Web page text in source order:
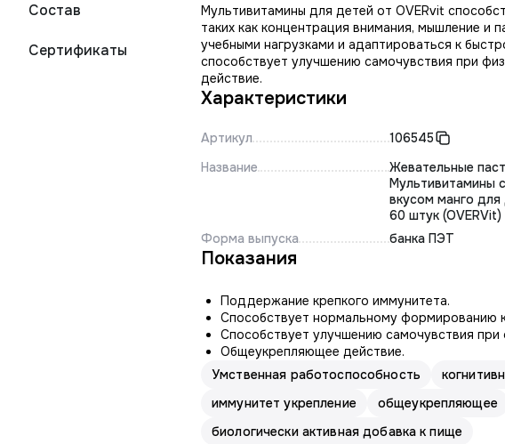
Состав
Сертификаты
Мультивитамины для детей от OVERvit
таких как концентрация внимания, мышление и
учебными нагрузками и адаптироваться к
способствует улучшению самочувствия при
действие.
Характеристики
Артикул
106545
Название
Жевательные
Мультивитамины
вкусом манго для
60 штук
Форма выпуска
банка ПЭТ
Показания
Поддержание крепкого иммунитета.
Способствует нормальному формированию
Способствует улучшению самочувствия при
Общеукрепляющее действие.
Умственная работоспособность
иммунитет укрепление
общеукрепляющее
биологически активная добавка к пище